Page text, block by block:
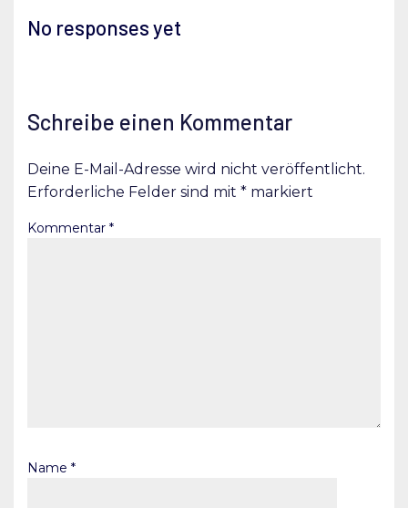
No responses yet
Schreibe einen Kommentar
Deine E-Mail-Adresse wird nicht veröffentlicht.
Erforderliche Felder sind mit * markiert
Kommentar *
Name *